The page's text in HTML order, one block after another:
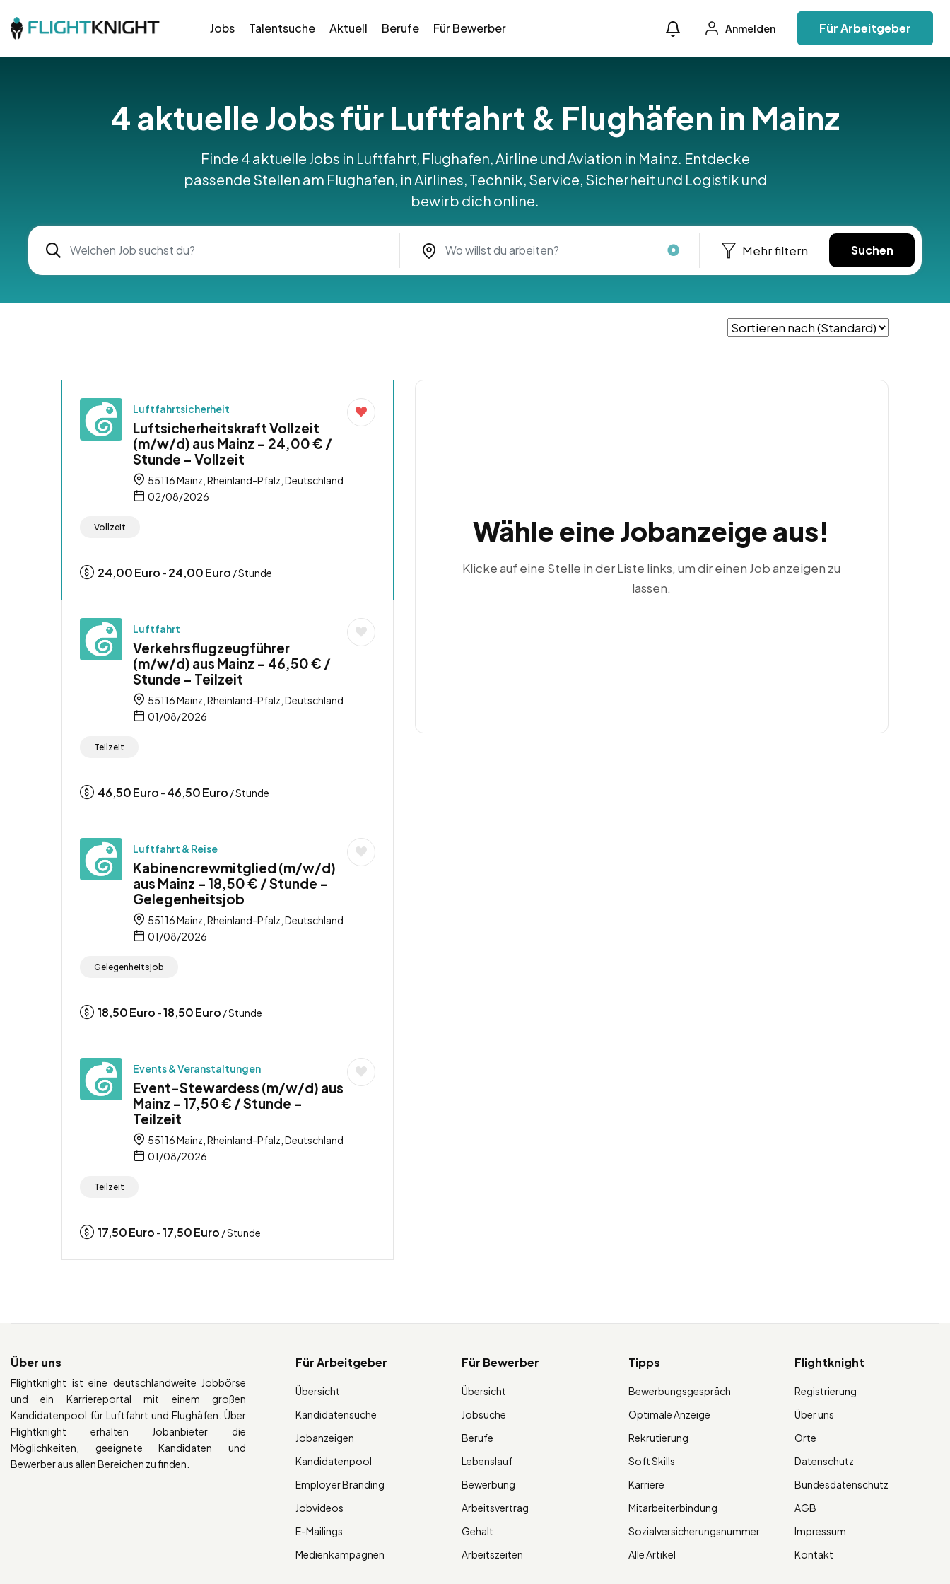
Jobs Talentsuche Aktuell Berufe Für Bewerber Anmelden Für Arbeitgeber
4 aktuelle Jobs für Luftfahrt & Flughäfen in Mainz
Finde 4 aktuelle Jobs in Luftfahrt, Flughafen, Airline und Aviation in Mainz. Entdecke
passende Stellen am Flughafen, in Airlines, Technik, Service, Sicherheit und Logistik und
bewirb dich online.
Mehr filtern Suchen
Luftfahrtsicherheit
Luftsicherheitskraft Vollzeit
(m/w/d) aus Mainz – 24,00 € /
Stunde – Vollzeit
55116 Mainz, Rheinland-Pfalz, Deutschland
02/08/2026
Vollzeit
24,00Euro - 24,00Euro / Stunde
Luftfahrt
Verkehrsflugzeugführer
(m/w/d) aus Mainz – 46,50 € /
Stunde – Teilzeit
55116 Mainz, Rheinland-Pfalz, Deutschland
01/08/2026
Teilzeit
46,50Euro - 46,50Euro / Stunde
Luftfahrt & Reise
Kabinencrewmitglied (m/w/d)
aus Mainz – 18,50 € / Stunde –
Gelegenheitsjob
55116 Mainz, Rheinland-Pfalz, Deutschland
01/08/2026
Gelegenheitsjob
18,50Euro -18,50Euro / Stunde
Events & Veranstaltungen
Event-Stewardess (m/w/d) aus
Mainz – 17,50 € / Stunde –
Teilzeit
55116 Mainz, Rheinland-Pfalz, Deutschland
01/08/2026
Teilzeit
17,50Euro -17,50Euro / Stunde
Wähle eine Jobanzeige aus!
Klicke auf eine Stelle in der Liste links, um dir einen Job anzeigen zu
lassen.
Über uns
Flightknight ist eine deutschlandweite Jobbörse
und ein Karriereportal mit einem großen
Kandidatenpool für Luftfahrt und Flughäfen. Über
Flightknight erhalten Jobanbieter die
Möglichkeiten, geeignete Kandidaten und
Bewerber aus allen Bereichen zu finden.
Für Arbeitgeber
Übersicht
Kandidatensuche
Jobanzeigen
Kandidatenpool
Employer Branding
Jobvideos
E-Mailings
Medienkampagnen
Für Bewerber
Übersicht
Jobsuche
Berufe
Lebenslauf
Bewerbung
Arbeitsvertrag
Gehalt
Arbeitszeiten
Tipps
Bewerbungsgespräch
Optimale Anzeige
Rekrutierung
Soft Skills
Karriere
Mitarbeiterbindung
Sozialversicherungsnummer
Alle Artikel
Flightknight
Registrierung
Über uns
Orte
Datenschutz
Bundesdatenschutz
AGB
Impressum
Kontakt